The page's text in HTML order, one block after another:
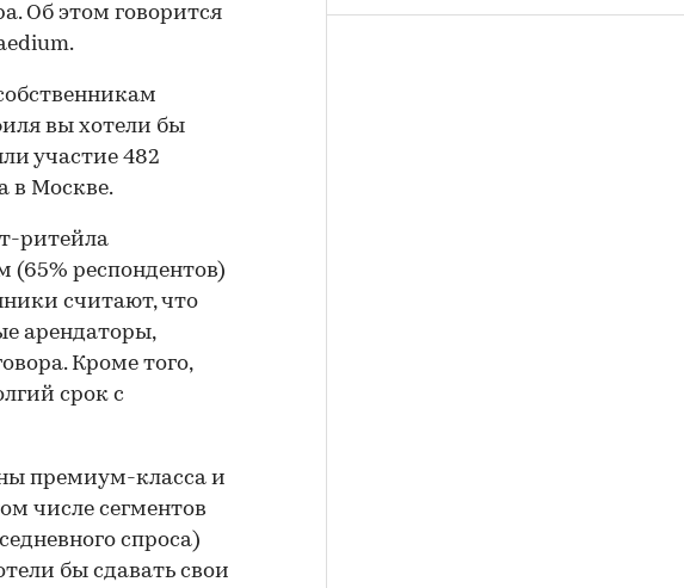
Об этом говорится
вы хотели бы
участие 482
в Москве.
ритейла
(65% респондентов)
считают, что
арендаторы,
Кроме того,
срок с
премиум-класса и
числе сегментов
спроса)
бы сдавать свои